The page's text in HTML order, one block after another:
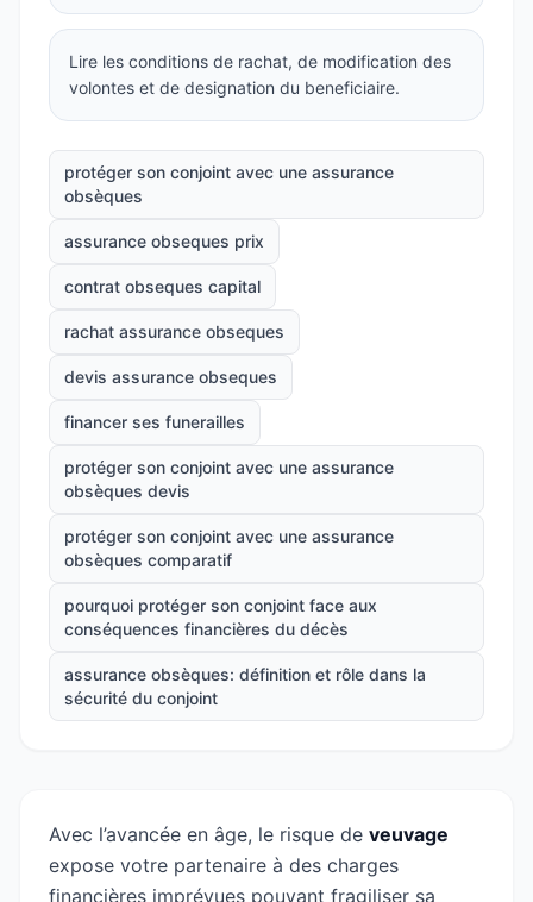
Lire les conditions de rachat, de modification des
volontes et de designation du beneficiaire.
protéger son conjoint avec une assurance
obsèques
assurance obseques prix
contrat obseques capital
rachat assurance obseques
devis assurance obseques
financer ses funerailles
protéger son conjoint avec une assurance
obsèques devis
protéger son conjoint avec une assurance
obsèques comparatif
pourquoi protéger son conjoint face aux
conséquences financières du décès
assurance obsèques: définition et rôle dans la
sécurité du conjoint
Avec l’avancée en âge, le risque de veuvage
expose votre partenaire à des charges
financières imprévues pouvant fragiliser sa